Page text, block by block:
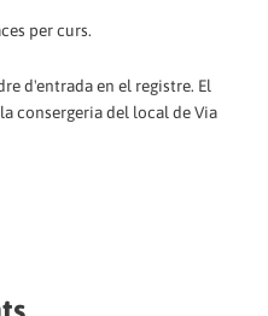
per curs.
d'entrada en el registre. El
consergeria del local de Via